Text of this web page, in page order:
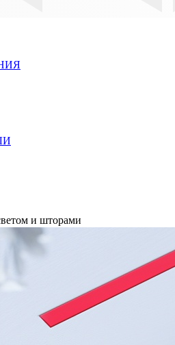
и шторами